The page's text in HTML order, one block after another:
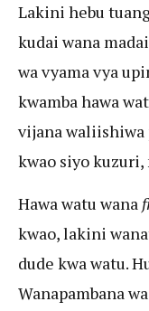
Lakini hebu
kudai wana
wa vyama vya
kwamba hawa
vijana waliishiwa
kwao siyo
Hawa watu wana
kwao, lakini
dude kwa watu.
Wanapambana